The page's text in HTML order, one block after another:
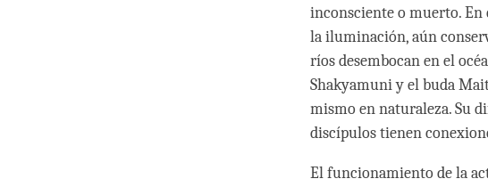
inconsciente o muerto. En
la iluminación, aún
ríos desembocan en el
Shakyamuni y el buda
mismo en naturaleza. Su
discípulos tienen
El funcionamiento de la